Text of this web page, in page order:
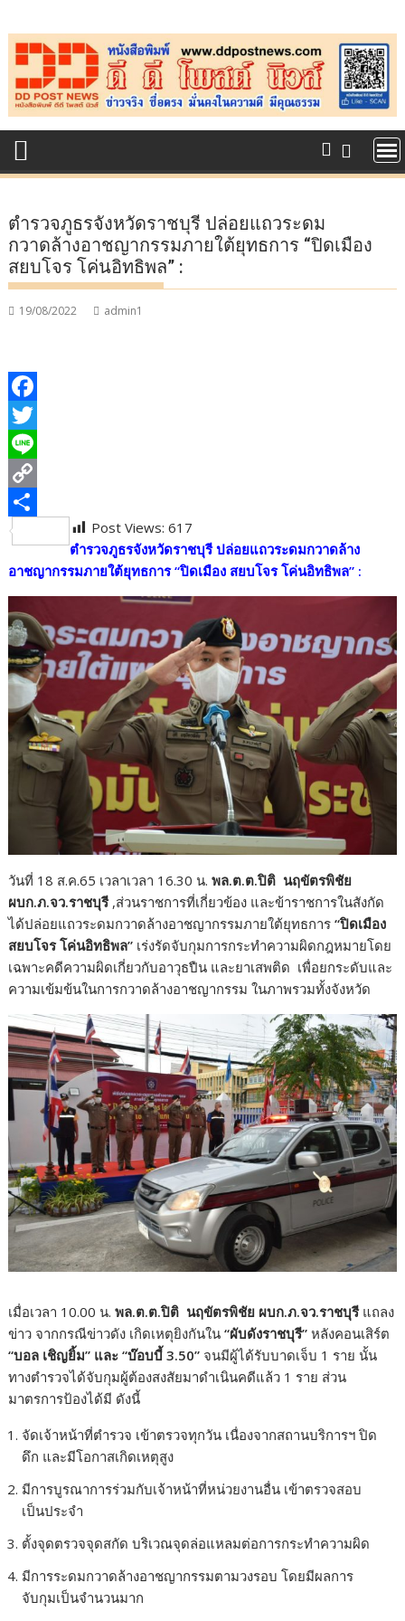
to
content
ตำรวจภูธรจังหวัดราชบุรี ปล่อยแถวระดม
กวาดล้างอาชญากรรมภายใต้ยุทธการ “ปิดเมือง
สยบโจร โค่นอิทธิพล” :
19/08/2022 admin1
F
a
c
e
b
k
T
w
t
r
L
n
C
o
L
i
n
k
S
h
e
Post Views: 617
ตำรวจภูธรจังหวัดราชบุรี ปล่อยแถวระดมกวาดล้าง
อาชญากรรมภายใต้ยุทธการ “ปิดเมือง สยบโจร โค่นอิทธิพล” :
วันที่ 18 ส.ค.65 เวลาเวลา 16.30 น.พล.ต.ต.ปิติ นฤขัตรพิชัย
ผบก.ภ.จว.ราชบุรี,ส่วนราชการที่เกี่ยวข้อง และข้าราชการในสังกัด
ได้ปล่อยแถวระดมกวาดล้างอาชญากรรมภายใต้ยุทธการ“ปิดเมือง
สยบโจร โค่นอิทธิพล” เร่งรัดจับกุมการกระทำความผิดกฎหมายโดย
เฉพาะคดีความผิดเกี่ยวกับอาวุธปืน และยาเสพติด เพื่อยกระดับและ
ความเข้มข้นในการกวาดล้างอาชญากรรม ในภาพรวมทั้งจังหวัด
เมื่อเวลา 10.00 น.พล.ต.ต.ปิติ นฤขัตรพิชัย ผบก.ภ.จว.ราชบุรีแถลง
ข่าว จากกรณีข่าวดัง เกิดเหตุยิงกันใน“ผับดังราชบุรี” หลังคอนเสิร์ต
“บอล เชิญยิ้ม” และ “บ๊อบบี้ 3.50” จนมีผู้ได้รับบาดเจ็บ 1 ราย นั้น
ทางตำรวจได้จับกุมผู้ต้องสงสัยมาดำเนินคดีแล้ว 1 ราย ส่วน
มาตรการป้องได้มี ดังนี้
จัดเจ้าหน้าที่ตำรวจ เข้าตรวจทุกวัน เนื่องจากสถานบริการฯ ปิด
ดึก และมีโอกาสเกิดเหตุสูง
มีการบูรณาการร่วมกับเจ้าหน้าที่หน่วยงานอื่น เข้าตรวจสอบ
เป็นประจำ
ตั้งจุดตรวจจุดสกัด บริเวณจุดล่อแหลมต่อการกระทำความผิด
มีการระดมกวาดล้างอาชญากรรมตามวงรอบ โดยมีผลการ
จับกุมเป็นจำนวนมาก